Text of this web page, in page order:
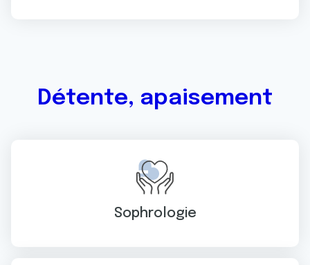
Détente, apaisement
Sophrologie